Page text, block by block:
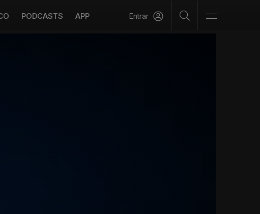
PODCASTS APP Entrar